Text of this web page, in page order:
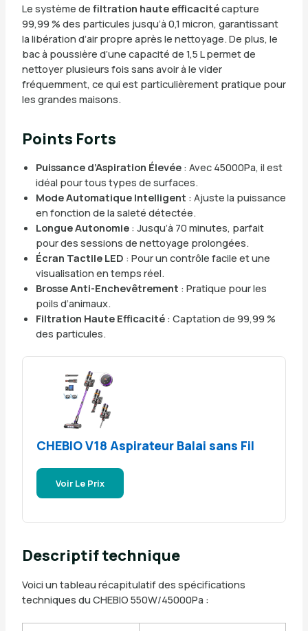
Le système de filtration haute efficacitécapture
99,99 % des particules jusqu’à 0,1 micron, garantissant
la libération d’air propre après le nettoyage. De plus, le
bac à poussière d’une capacité de 1,5 L permet de
nettoyer plusieurs fois sans avoir à le vider
fréquemment, ce qui est particulièrement pratique pour
les grandes maisons.
Points Forts
Puissance d’Aspiration Élevée: Avec 45000Pa, il est
idéal pour tous types de surfaces.
Mode Automatique Intelligent : Ajuste la puissance
en fonction de la saleté détectée.
Longue Autonomie: Jusqu’à 70 minutes, parfait
pour des sessions de nettoyage prolongées.
Écran Tactile LED : Pour un contrôle facile et une
visualisation en temps réel.
Brosse Anti-Enchevêtrement : Pratique pour les
poils d’animaux.
Filtration Haute Efficacité: Captation de 99,99 %
des particules.
CHEBIO V18 Aspirateur Balai sans Fil
Voir Le Prix
Descriptif technique
Voici un tableau récapitulatif des spécifications
techniques du CHEBIO 550W/45000Pa :